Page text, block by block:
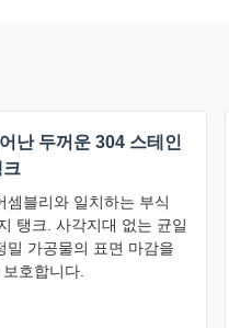
난 두꺼운 304 스테인
크
셈블리와 일치하는 부식
탱크. 사각지대 없는 균일
밀 가공물의 표면 마감을
호합니다.